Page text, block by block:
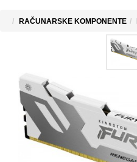
RAČUNARSKE KOMPONENTE